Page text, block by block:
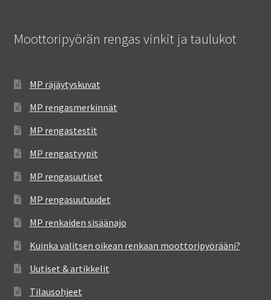
Moottoripyörän rengas vinkit ja taulukot
MP räjäytyskuvat
MP rengasmerkinnät
MP rengastestit
MP rengastyypit
MP rengasuutiset
MP rengasuutuudet
MP renkaiden sisäänajo
Kuinka valitsen oikean renkaan moottoripyörääni?
Uutiset & artikkelit
Tilausohjeet